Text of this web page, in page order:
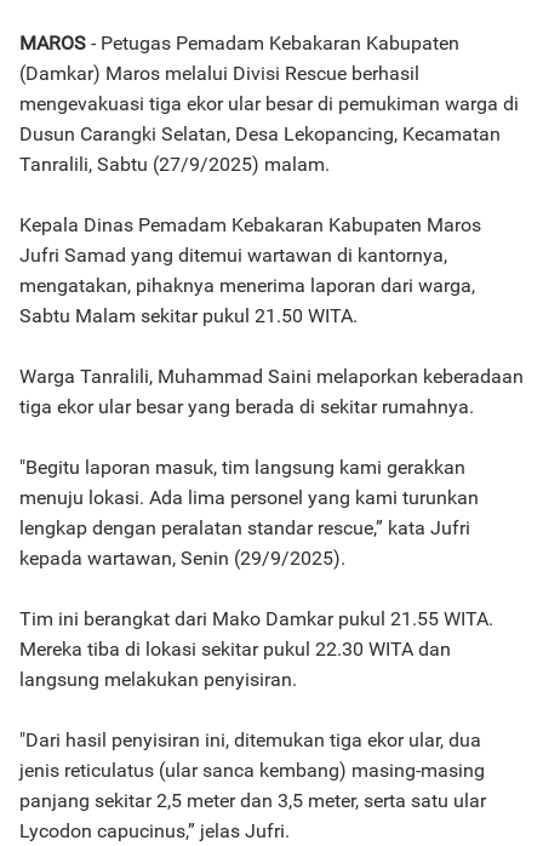
MAROS - Petugas Pemadam Kebakaran Kabupaten
(Damkar) Maros melalui Divisi Rescue berhasil
mengevakuasi tiga ekor ular besar di pemukiman warga di
Dusun Carangki Selatan, Desa Lekopancing, Kecamatan
Tanralili, Sabtu (27/9/2025) malam.
Kepala Dinas Pemadam Kebakaran Kabupaten Maros
Jufri Samad yang ditemui wartawan di kantornya,
mengatakan, pihaknya menerima laporan dari warga,
Sabtu Malam sekitar pukul 21.50 WITA.
Warga Tanralili, Muhammad Saini melaporkan keberadaan
tiga ekor ular besar yang berada di sekitar rumahnya.
"Begitu laporan masuk, tim langsung kami gerakkan
menuju lokasi. Ada lima personel yang kami turunkan
lengkap dengan peralatan standar rescue,” kata Jufri
kepada wartawan, Senin (29/9/2025).
Tim ini berangkat dari Mako Damkar pukul 21.55 WITA.
Mereka tiba di lokasi sekitar pukul 22.30 WITA dan
langsung melakukan penyisiran.
"Dari hasil penyisiran ini, ditemukan tiga ekor ular, dua
jenis reticulatus (ular sanca kembang) masing-masing
panjang sekitar 2,5 meter dan 3,5 meter, serta satu ular
Lycodon capucinus,” jelas Jufri.